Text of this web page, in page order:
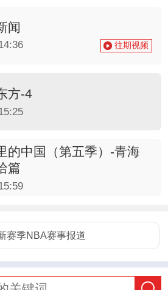
闻
往期视频
方-4
的中国（第五季）-青海
篇